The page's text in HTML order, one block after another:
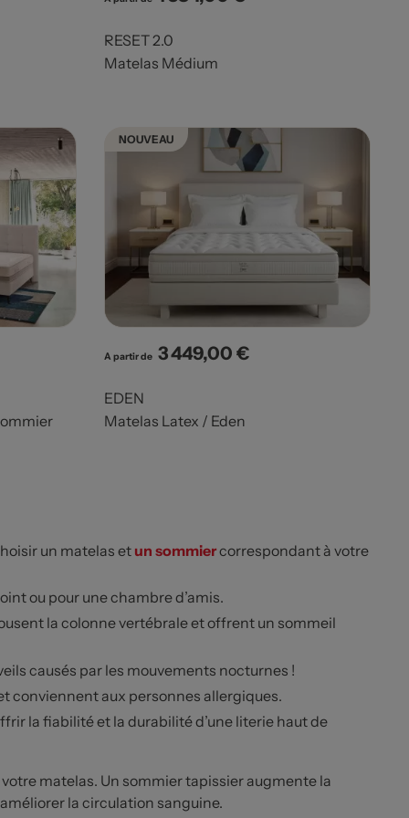
RESET 2.0
Matelas Médium
NOUVEAU
A partir de Prix
3 449,00 €
EDEN
Matelas Latex / Eden
un matelas et un sommiercorrespondant à votre
ou pour une chambre d’amis.
la colonne vertébrale et offrent un sommeil
causés par les mouvements nocturnes !
conviennent aux personnes allergiques.
la fiabilité et la durabilité d’une literie haut de
matelas. Un sommier tapissier augmente la
la circulation sanguine.